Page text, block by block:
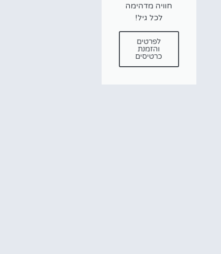
חוויה מדהימה
לכל גיל!
לפרטים
והזמנת
כרטיסים